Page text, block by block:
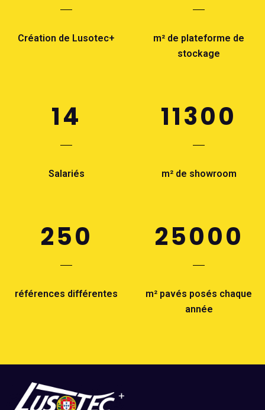
Création de Lusotec+
m² de plateforme de
stockage
14
Salariés
11300
m² de showroom
250
références différentes
25000
m² pavés posés chaque
année